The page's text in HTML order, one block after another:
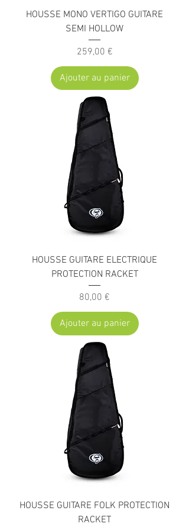
HOUSSE MONO VERTIGO GUITARE
SEMI HOLLOW
Prix
259,00 €
Ajouter au panier
HOUSSE GUITARE ELECTRIQUE
PROTECTION RACKET
Prix
80,00 €
Ajouter au panier
HOUSSE GUITARE FOLK PROTECTION
RACKET